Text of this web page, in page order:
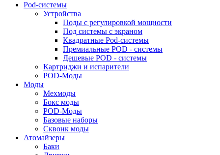
Pod-системы
Устройства
Поды с регулировкой мощности
Под системы с экраном
Квадратные Pod-системы
Премиальные POD - системы
Дешевые POD - системы
Картриджи и испарители
POD-Моды
Моды
Мехмоды
Бокс моды
POD-Моды
Базовые наборы
Сквонк моды
Атомайзеры
Баки